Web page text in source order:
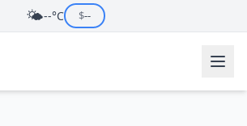
🌤️--°C $--